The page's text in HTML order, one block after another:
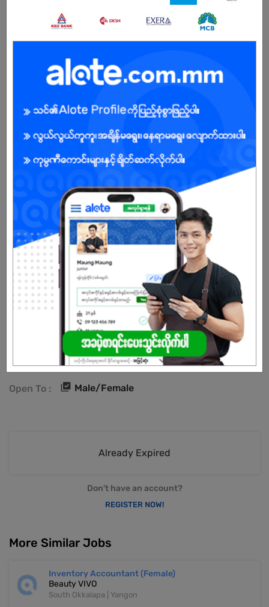
 Minimum 2–4 years of experience in warehouse operations and
import/customs
clearance.
regulations.
 Experience working with freight forwarders and shipping
 Basic computer skills (Excel, inventory systems).
 Strong organizational and problem-solving skills.
 Ability to work independently and handle multiple tasks.
 Basic English Skills
Salary - Negotiate
Open To : Male/Female
Already Expired
Don't have an account?
REGISTER NOW!
More Similar Jobs
Inventory Accountant (Female)
Beauty VIVO
South Okkalapa | Yangon